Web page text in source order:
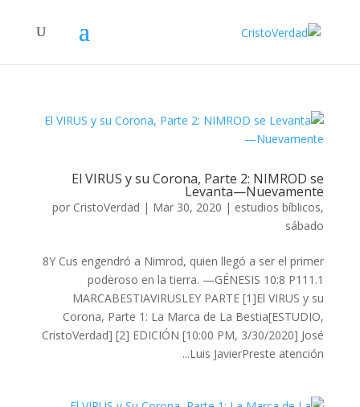
El VIRUS y su Corona, Parte 2: NIMROD se
Levanta—Nuevamente
por CristoVerdad | Mar 30, 2020 | estudios bíblicos,
sábado
8Y Cus engendró a Nimrod, quien llegó a ser el primer
poderoso en la tierra. —GÉNESIS 10:8 P111.1
MARCABESTIAVIRUSLEY PARTE [1]El VIRUS y su
Corona, Parte 1: La Marca de La Bestia[ESTUDIO,
CristoVerdad] [2] EDICIÓN [10:00 PM, 3/30/2020] José
Luis JavierPreste atención...